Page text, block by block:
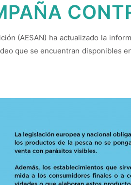
(AESAN) ha actualizado la
que se encuentran disponibles